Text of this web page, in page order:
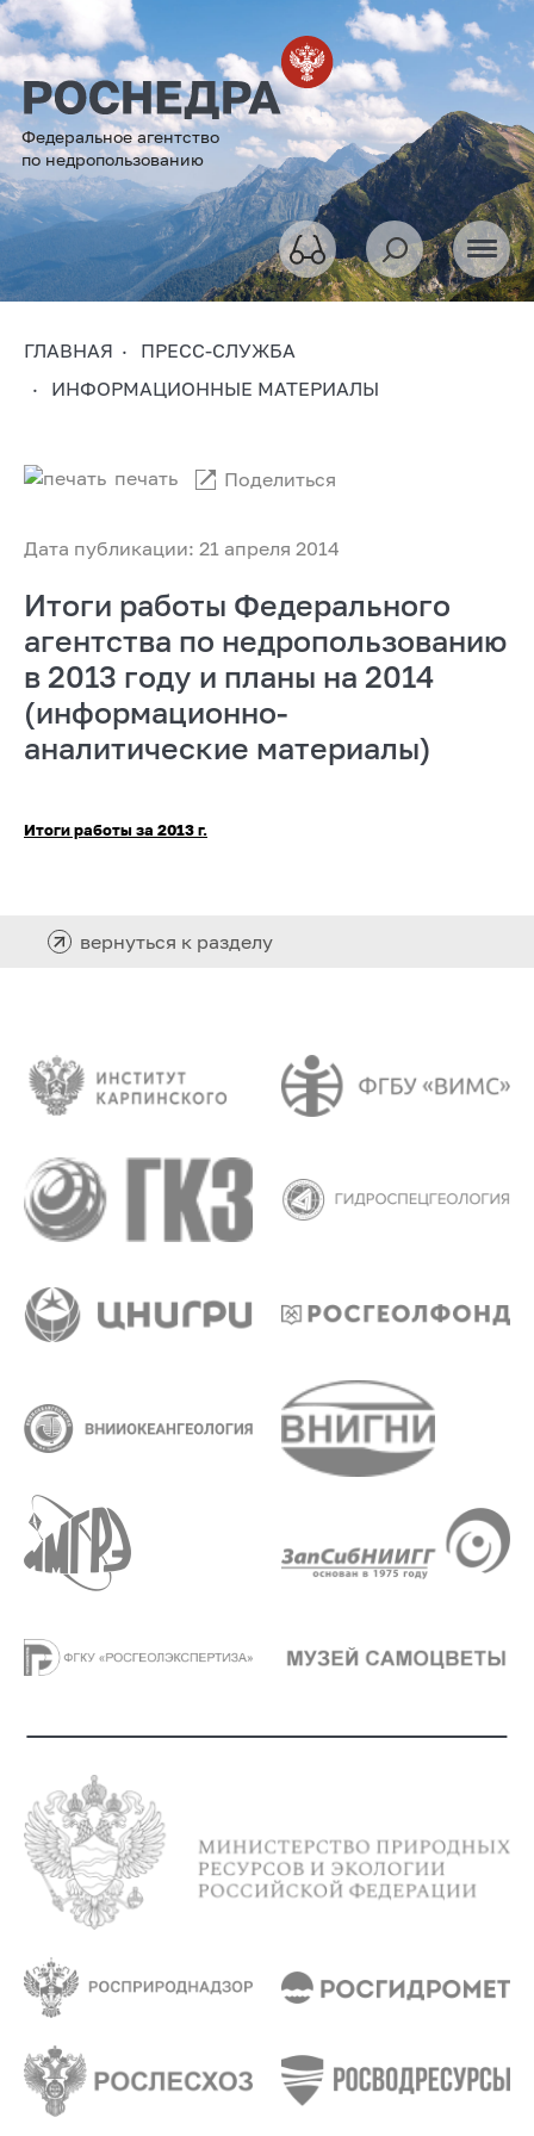
Федеральное агентство
по недропользованию
ГЛАВНАЯ
ПРЕСС-СЛУЖБА
ИНФОРМАЦИОННЫЕ МАТЕРИАЛЫ
Дата публикации: 21 апреля 2014
печать Поделиться
Итоги работы Федерального
агентства по недропользованию
в 2013 году и планы на 2014
(информационно-
аналитические материалы)
Итоги работы за 2013 г.
вернуться к разделу